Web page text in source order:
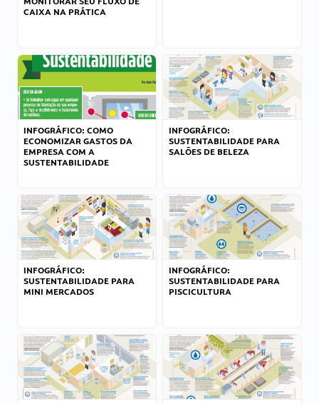
CAIXA NA PRÁTICA
INFOGRÁFICO: COMO
ECONOMIZAR GASTOS DA
EMPRESA COM A
SUSTENTABILIDADE
INFOGRÁFICO:
SUSTENTABILIDADE PARA
SALÕES DE BELEZA
INFOGRÁFICO:
SUSTENTABILIDADE PARA
MINI MERCADOS
INFOGRÁFICO:
SUSTENTABILIDADE PARA
PISCICULTURA